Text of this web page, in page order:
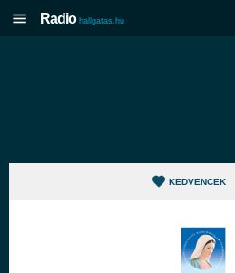
Radio hallgatas.hu
KEDVENCEK